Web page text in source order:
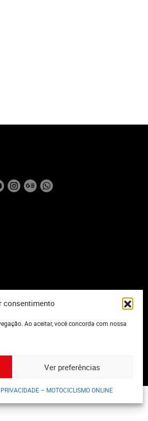
consentimento
Ao aceitar, você concorda com nossa
Ver preferências
– MOTOCICLISMO ONLINE